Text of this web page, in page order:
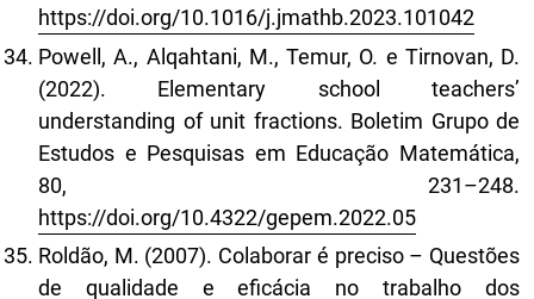
https://doi.org/10.1016/j.jmathb.2023.101042
Powell, A., Alqahtani, M., Temur, O. e Tirnovan, D.
(2022). Elementary school teachers’
understanding of unit fractions. Boletim Grupo de
Estudos e Pesquisas em Educação Matemática,
80, 231–248.
https://doi.org/10.4322/gepem.2022.05
Roldão, M. (2007). Colaborar é preciso – Questões
de qualidade e eficácia no trabalho dos